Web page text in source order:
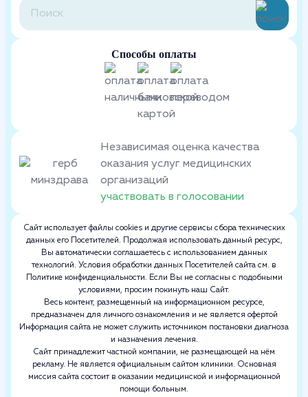
Способы оплаты
Независимая оценка качества
оказания услуг медицинских
организаций
участвовать в голосовании
Сайт использует файлы cookies и другие сервисы сбора технических
данных его Посетителей. Продолжая использовать данный ресурс,
Вы автоматически соглашаетесь с использованием данных
технологий. Условия обработки данных Посетителей сайта см. в
Политике конфиденциальности. Если Вы не согласны с подобными
условиями, просим покинуть наш Сайт.
Весь контент, размещенный на информационном ресурсе,
предназначен для личного ознакомления и не является офертой
Информация сайта не может служить источником постановки диагноза
и назначения лечения.
Сайт принадлежит частной компании, не размещающей на нём
рекламу. Не является официальным сайтом клиники. Основная
миссия сайта состоит в оказании медицинской и информационной
помощи больным.